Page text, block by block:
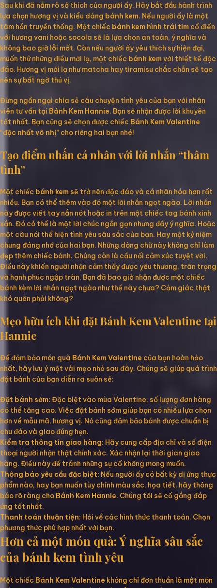
Sau khi đã nắm rõ sở thích của người ấy. Hãy bắt đầu hành trình
lựa chọn hương vị và kiểu dáng bánh kem. Nếu người ấy là một
tâm hồn truyền thống. Một chiếc bánh kem hình trái tim cổ điển
với hương vani hoặc socola sẽ là lựa chọn an toàn, ý nghĩa và
không bao giờ lỗi mốt. Còn nếu người ấy yêu thích sự hiện đại,
muốn thử những điều mới lạ, một chiếc bánh kem với thiết kế độc
đáo. Hương vị mới lạ như matcha hay tiramisu chắc chắn sẽ tạo
nên sự bất ngờ thú vị.
Đừng ngần ngại chia sẻ câu chuyện tình yêu của bạn với nhân
viên tư vấn tại Bánh Kem Hannie. Bạn sẽ nhận được lời khuyên
tốt nhất. Bạn cũng sẽ chọn được chiếc Bánh Kem Valentine
“độc nhất vô nhị” cho riêng hai bạn nhé!
Tạo điểm nhấn cá nhân với lời nhắn “thâm
tình”
Một chiếc bánh kem sẽ trở nên độc đáo và cá nhân hóa hơn rất
nhiều. Bạn có thể thêm vào đó một lời nhắn ngọt ngào. Lời nhắn
này được viết tay nắn nót hoặc in trên một chiếc tag bánh xinh
xắn. Đó có thể là một lời chúc ngắn gọn nhưng đầy ý nghĩa. Hoặc
một câu nói thể hiện tình yêu sâu sắc của bạn. Hay một kỷ niệm
chung đáng nhớ của hai bạn. Những dòng chữ này không chỉ làm
đẹp thêm chiếc bánh. Chúng còn là cầu nối cảm xúc tuyệt vời.
Điều này khiến người nhận cảm thấy được yêu thương, trân trọng
và hạnh phúc ngập tràn. Bạn đã bao giờ nhận được một chiếc
bánh kèm lời nhắn ngọt ngào như thế này chưa? Cảm giác thật
khó quên phải không?
Mẹo hữu ích khi đặt Bánh Kem Valentine tại
Hannie
Để đảm bảo món quà Bánh Kem Valentine của bạn hoàn hảo
nhất, hãy lưu ý một vài mẹo nhỏ sau đây. Chúng sẽ giúp quá trình
đặt bánh của bạn diễn ra suôn sẻ:
Đặt bánh sớm: Đặc biệt vào mùa Valentine, số lượng đơn hàng
có thể tăng cao. Việc đặt bánh sớm giúp bạn có nhiều lựa chọn
hơn về mẫu mã, hương vị. Nó cũng đảm bảo bánh được chuẩn bị
chu đáo và giao đúng hẹn.
Kiểm tra thông tin giao hàng: Hãy cung cấp địa chỉ và số điện
thoại người nhận thật chính xác. Xác nhận lại thời gian giao
hàng. Điều này để tránh những sự cố không mong muốn.
Thông báo yêu cầu đặc biệt: Nếu người ấy có bất kỳ dị ứng thực
phẩm nào, hay bạn muốn tùy chỉnh màu sắc, họa tiết, hãy thông
báo rõ ràng cho Bánh Kem Hannie. Chúng tôi sẽ cố gắng đáp
ứng tốt nhất.
Thanh toán thuận tiện: Hỏi về các hình thức thanh toán. Chọn
phương thức phù hợp nhất với bạn.
Hơn cả một món quà: Ý nghĩa sâu sắc
của bánh kem tình yêu
Một chiếc Bánh Kem Valentine không chỉ đơn thuần là một món